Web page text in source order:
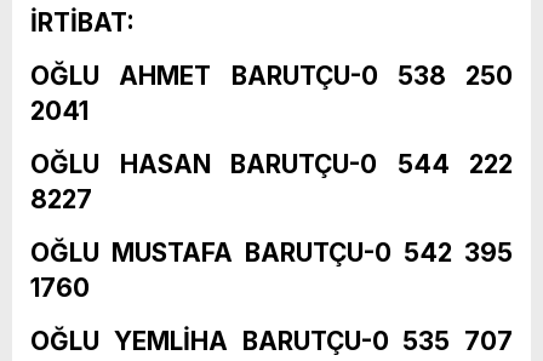
İRTİBAT:
OĞLU AHMET BARUTÇU-0 538 250
2041
OĞLU HASAN BARUTÇU-0 544 222
8227
OĞLU MUSTAFA BARUTÇU-0 542 395
1760
OĞLU YEMLİHA BARUTÇU-0 535 707